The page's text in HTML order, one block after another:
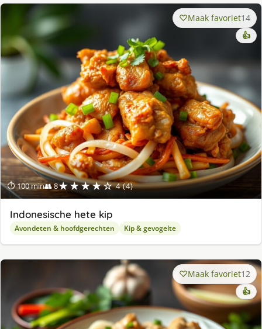
⏱ 100 min👥 8★★★★☆ 4 (4)
Maak favoriet14
👍
Indonesische hete kip
Avondeten & hoofdgerechten Kip & gevogelte
Maak favoriet12
👍